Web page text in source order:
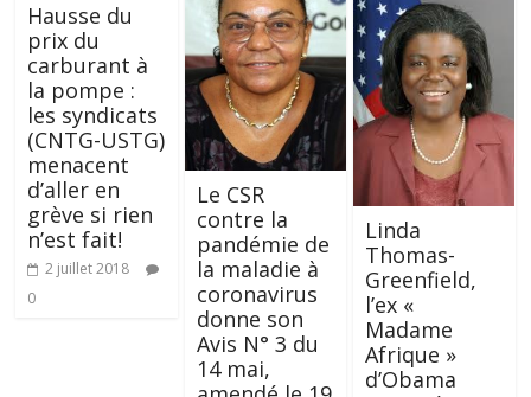
Hausse du
prix du
carburant à
la pompe :
les syndicats
(CNTG-USTG)
menacent
d’aller en
grève si rien
n’est fait!
2 juillet 2018
0
Le CSR
contre la
pandémie de
la maladie à
coronavirus
donne son
Avis N° 3 du
14 mai,
Linda
Thomas-
Greenfield,
l’ex «
Madame
Afrique »
d’Obama